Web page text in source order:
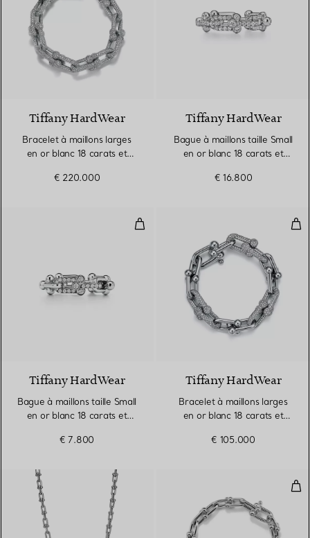
Tiffany HardWear
Bracelet à maillons larges
en or blanc 18 carats et
€ 220.000
Tiffany HardWear
Bague à maillons taille Small
en or blanc 18 carats et
€ 16.800
Bague à maillons taille Small en
Tiffany HardWear
Bague à maillons taille Small
en or blanc 18 carats et
€ 7.800
Tiffany HardWear
Bracelet à maillons larges
en or blanc 18 carats et
€ 105.000